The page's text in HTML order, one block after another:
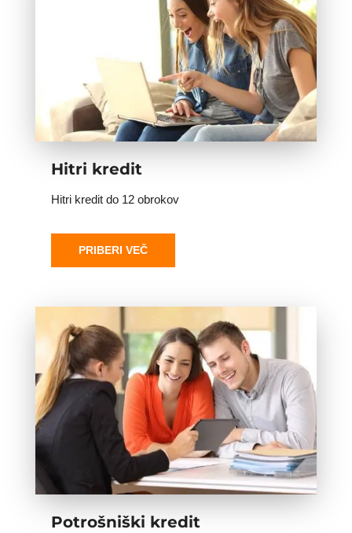
Hitri kredit
Hitri kredit do 12 obrokov
PRIBERI VEČ
​Potrošniški kredit